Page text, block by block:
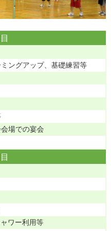
ングアップ、基礎練習等
場での宴会
ワー利用等